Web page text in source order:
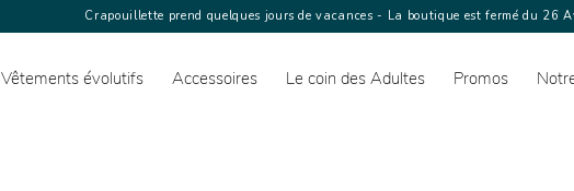
Crapouillette prend quelques jours de vacances - La boutique est fermé du 26
Vêtements évolutifs Accessoires Le coin des Adultes Promos